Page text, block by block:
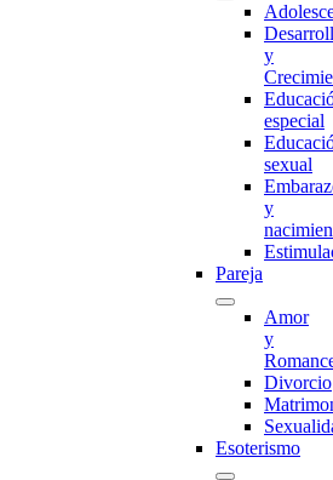
y
especial
sexual
y
Pareja
Amor
y
Divorcio
Esoterismo